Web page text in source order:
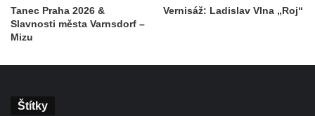
Tanec Praha 2026 &
Slavnosti města Varnsdorf –
Mizu
Vernisáž: Ladislav Vlna „Roj“
Štítky